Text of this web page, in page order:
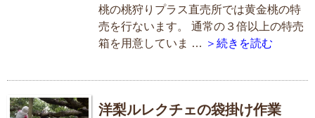
桃の桃狩りプラス直売所では黄金桃の特
売を行ないます。 通常の３倍以上の特売
箱を用意していま … ＞続きを読む
洋梨ルレクチェの袋掛け作業